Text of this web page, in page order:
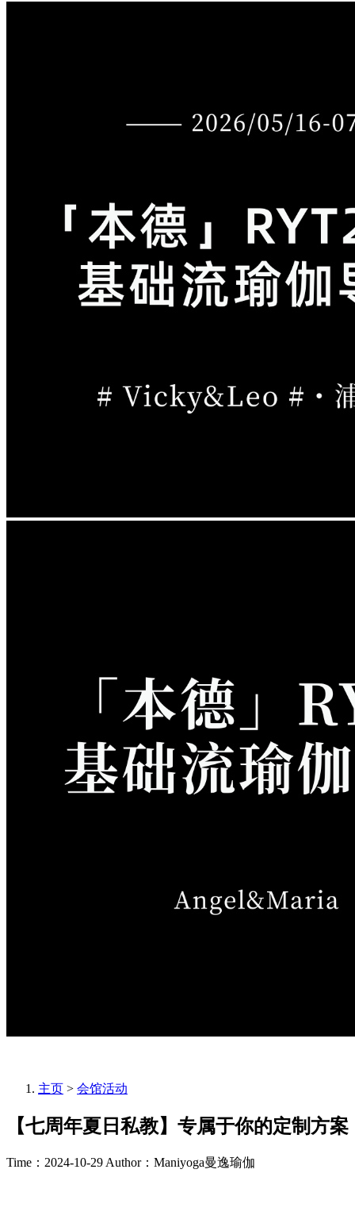
主页 > 会馆活动
【七周年夏日私教】专属于你的定制方案
Time：2024-10-29 Author：Maniyoga曼逸瑜伽